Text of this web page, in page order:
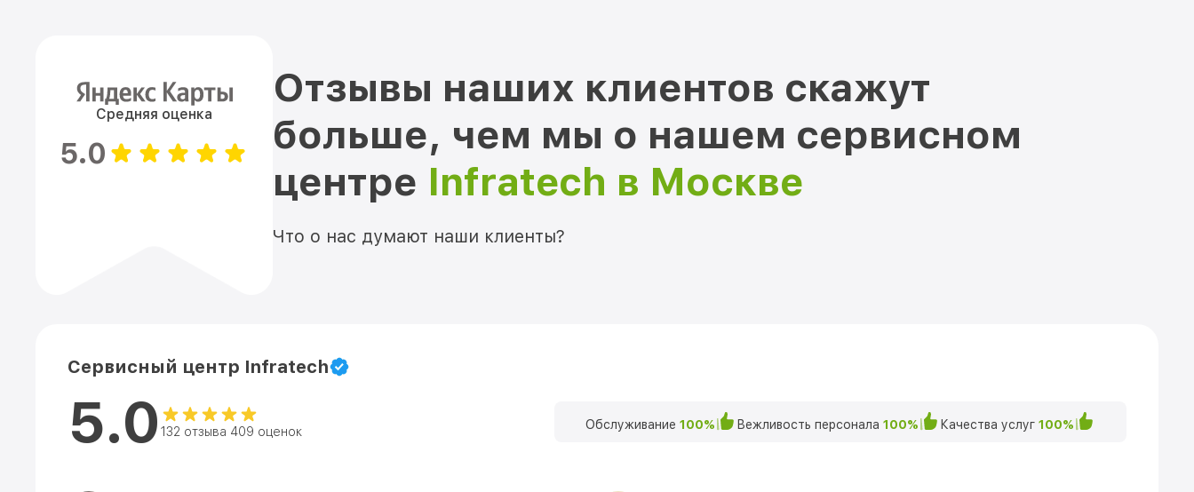
Средняя оценка
5.0
Отзывы наших клиентов скажут
больше, чем мы о нашем сервисном
центре Infratech в Москве
Что о нас думают наши клиенты?
Сервисный центр Infratech
5.0 132 отзыва 409 оценок Обслуживание 100% Вежливость персонала 100% Качества услуг 100%